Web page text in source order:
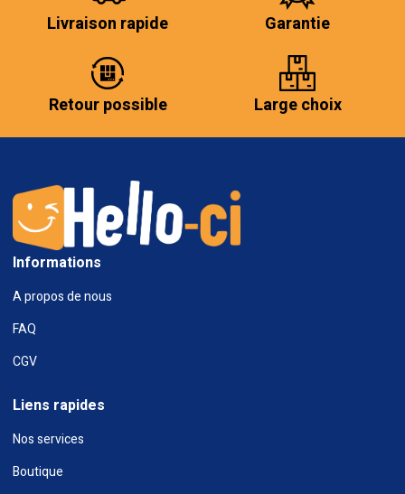
Livraison rapide Garantie
Retour possible Large choix
Informations
A propos de nous
FAQ
CGV
Liens rapides
Nos services
Boutique